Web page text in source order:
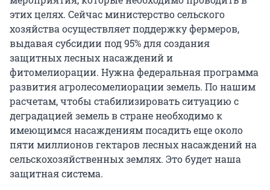
этих целях. Сейчас министерство сельского
хозяйства осуществляет поддержку фермеров,
выдавая субсидии под 95% для создания
защитных лесных насаждений и
фитомелиорации. Нужна федеральная программа
развития агролесомелиорации земель. По нашим
расчетам, чтобы стабилизировать ситуацию с
деградацией земель в стране необходимо к
имеющимся насаждениям посадить еще около
пяти миллионов гектаров лесных насаждений на
сельскохозяйственных землях. Это будет наша
защитная система.